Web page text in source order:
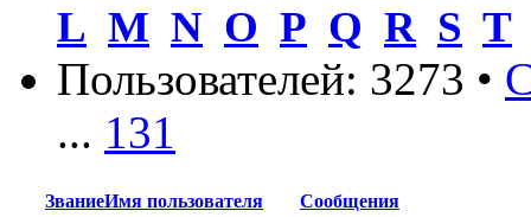
L M N O P Q R S T
Пользователей: 3273 •
... 131
ЗваниеИмя пользователя
Сообщения